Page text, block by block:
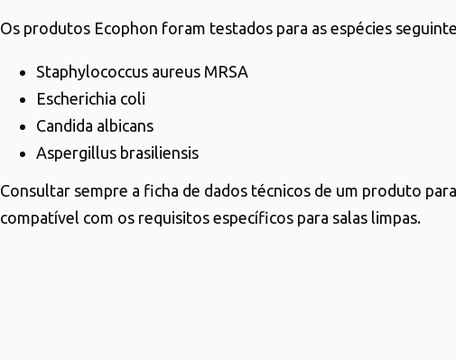
Os produtos Ecophon foram testados para as espécies
Staphylococcus aureus MRSA
Escherichia coli
Candida albicans
Aspergillus brasiliensis
Consultar sempre a ficha de dados técnicos de um produto
compatível com os requisitos específicos para salas limpas.